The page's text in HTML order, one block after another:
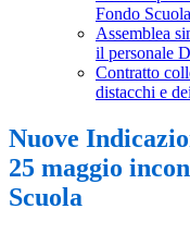
Fondo
Assemblea
il personale
Contratto
distacchi e
Nuove
25 maggio
Scuola